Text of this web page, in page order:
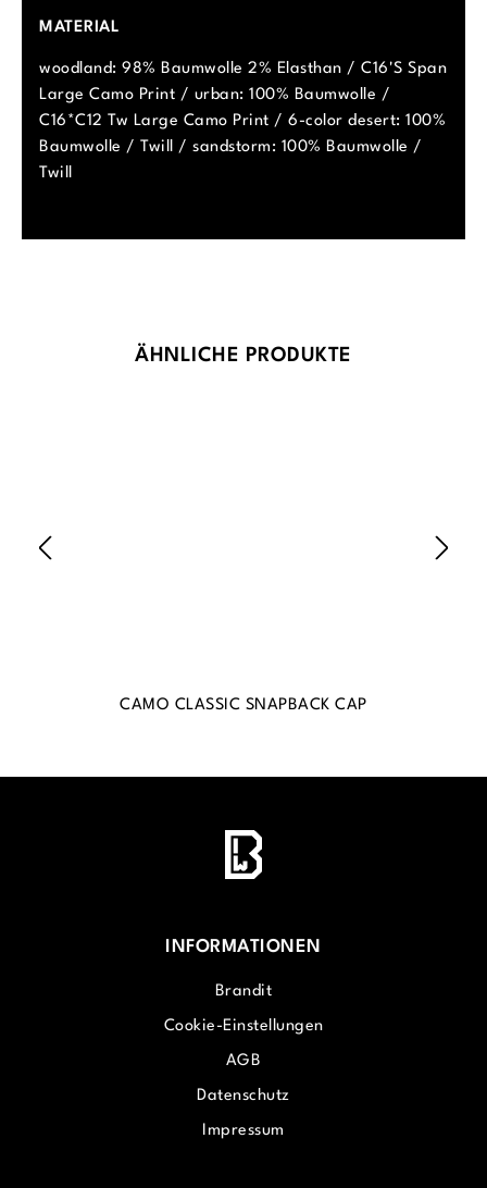
MATERIAL
woodland: 98% Baumwolle 2% Elasthan / C16'S Span
Large Camo Print / urban: 100% Baumwolle /
C16*C12 Tw Large Camo Print / 6-color desert: 100%
Baumwolle / Twill / sandstorm: 100% Baumwolle /
Twill
Produktgalerie überspringen
ÄHNLICHE PRODUKTE
CAMO CLASSIC SNAPBACK CAP
INFORMATIONEN
Brandit
Cookie-Einstellungen
AGB
Datenschutz
Impressum